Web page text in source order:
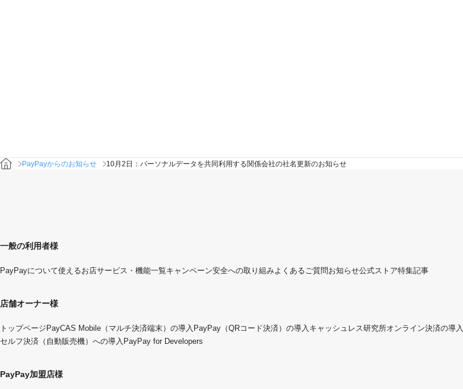
PayPayからのお知らせ 10月2日：パーソナルデータを共同利用する関係会社の社名更新のお知らせ
一般の利用者様
PayPayについて使えるお店サービス・機能一覧キャンペーン安全への取り組みよくあるご質問お知らせ公式ストア特集記事
店舗オーナー様
トップページ PayCAS Mobile（マルチ決済端末）の導入 PayPay（QRコード決済）の導入 キャッシュレス研究所オンライン決済の導入
セルフ決済（自動販売機）への導入 PayPay for Developers
PayPay加盟店様